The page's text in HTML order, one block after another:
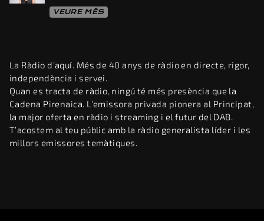
VEURE MÉS
La Ràdio d’aquí. Més de 40 anys de ràdio en directe, rigor,
independència i servei.
Quan es tracta de ràdio, ningú té més presència que la
Cadena Pirenaica. L’emissora privada pionera al Principat,
la major oferta en ràdio i streaming i el futur del DAB.
T’acostem al teu públic amb la ràdio generalista líder i les
millors emissores temàtiques.